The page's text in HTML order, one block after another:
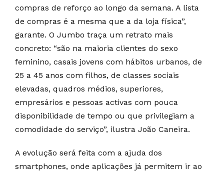
compras de reforço ao longo da semana. A lista
de compras é a mesma que a da loja física”,
garante. O Jumbo traça um retrato mais
concreto: “são na maioria clientes do sexo
feminino, casais jovens com hábitos urbanos, de
25 a 45 anos com filhos, de classes sociais
elevadas, quadros médios, superiores,
empresários e pessoas activas com pouca
disponibilidade de tempo ou que privilegiam a
comodidade do serviço”, ilustra João Caneira.
A evolução será feita com a ajuda dos
smartphones, onde aplicações já permitem ir ao